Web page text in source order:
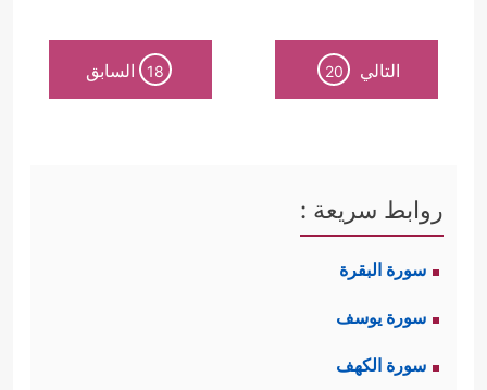
التالي 20
18 السابق
روابط سريعة :
سورة البقرة
سورة يوسف
سورة الكهف